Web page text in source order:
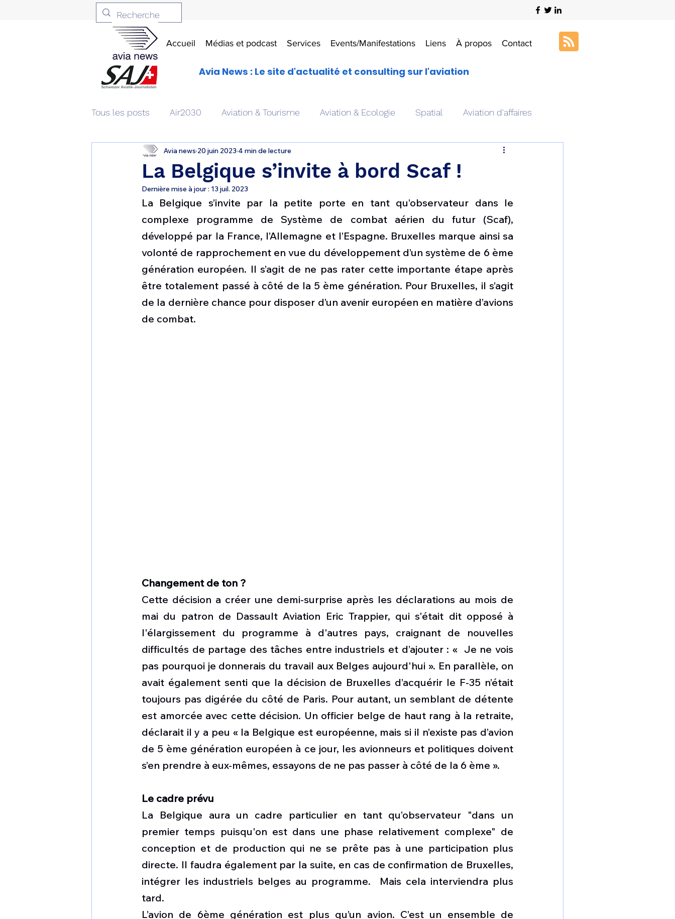
Accueil Médias et podcast Services Events/Manifestations Liens À propos Contact
Avia News : Le site d'actualité et consulting sur l'aviation
Tous les posts Air2030 Aviation & Tourisme Aviation & Ecologie Spatial Aviation d'affaires
Aviation & Défense Livres Drones aériens Art & Aviation
Patrimoine aéronautique Avionique & pilotage
1 er avril Motorisation Défense sol-air DSA Amphibie Drones Composante ESPACE
Shenyang J-35 Bombardier Global 6500 Fret aérien Salon Aéronautique de Dubaï 25
Airbus H145M
La Belgique s’invite à bord Scaf !
Avia news 20 juin 2023 4 min de lecture
Dernière mise à jour : 13 juil. 2023
La Belgique s’invite par la petite porte en tant qu’observateur dans le
complexe programme de Système de combat aérien du futur (Scaf),
développé par la France, l’Allemagne et l’Espagne. Bruxelles marque ainsi sa
volonté de rapprochement en vue du développement d’un système de 6 ème
génération européen. Il s’agit de ne pas rater cette importante étape après
être totalement passé à côté de la 5 ème génération. Pour Bruxelles, il s’agit
de la dernière chance pour disposer d’un avenir européen en matière d’avions
de combat.
Changement de ton ?
Cette décision a créer une demi-surprise après les déclarations au mois de
mai du patron de Dassault Aviation Eric Trappier, qui s'était dit opposé à
l'élargissement du programme à d'autres pays, craignant de nouvelles
difficultés de partage des tâches entre industriels et d’ajouter : «  Je ne vois
pas pourquoi je donnerais du travail aux Belges aujourd'hui ». En parallèle, on
avait également senti que la décision de Bruxelles d’acquérir le F-35 n’était
toujours pas digérée du côté de Paris. Pour autant, un semblant de détente
est amorcée avec cette décision. Un officier belge de haut rang à la retraite,
déclarait il y a peu « la Belgique est européenne, mais si il n’existe pas d’avion
de 5 ème génération européen à ce jour, les avionneurs et politiques doivent
s’en prendre à eux-mêmes, essayons de ne pas passer à côté de la 6 ème ».
Le cadre prévu
La Belgique aura un cadre particulier en tant qu’observateur "dans un
premier temps puisqu'on est dans une phase relativement complexe" de
conception et de production qui ne se prête pas à une participation plus
directe. Il faudra également par la suite, en cas de confirmation de Bruxelles,
intégrer les industriels belges au programme.  Mais cela interviendra plus
tard.
L’avion de 6ème génération est plus qu’un avion. C’est un ensemble de